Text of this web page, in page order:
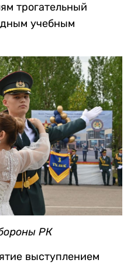
трогательный
учебным
РК
выступлением